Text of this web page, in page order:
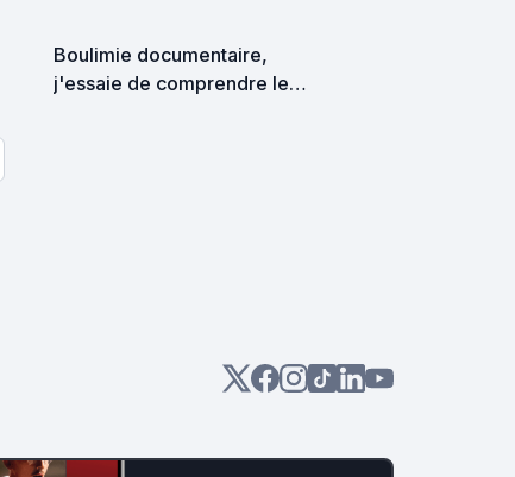
Boulimie documentaire,
j'essaie de comprendre le